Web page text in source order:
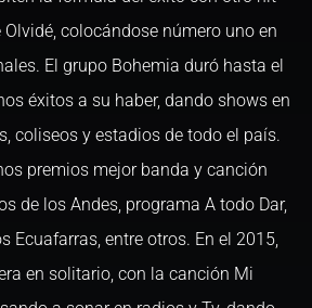
colocándose número uno en
El grupo Bohemia duró hasta el
éxitos a su haber, dando shows en
coliseos y estadios de todo el país.
premios mejor banda y canción
de los Andes, programa A todo Dar,
Ecuafarras, entre otros. En el 2015,
en solitario, con la canción Mi